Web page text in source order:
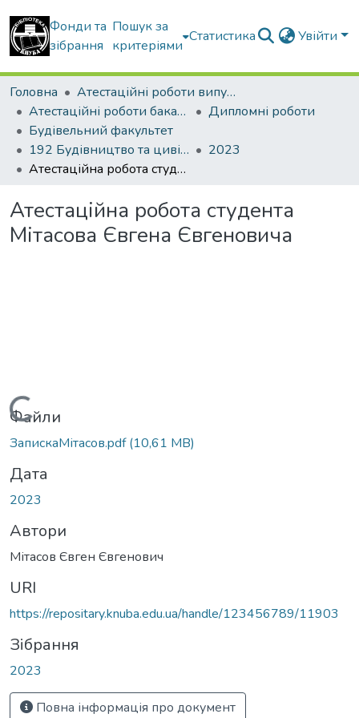
Фонди та
зібрання
Пошук за
критеріями
Статистика Увійти
Головна
Атестаційні роботи випускників
Атестаційні роботи бакалаврів
Дипломні роботи
Будівельний факультет
192 Будівництво та цивільна інженерія. Промислове і цивільне будівництво
2023
Атестаційна робота студента Мітасова Євгена Євгеновича
Атестаційна робота студента
Мітасова Євгена Євгеновича
Вантажиться...
Файли
ЗапискаМітасов.pdf(10,61 MB)
Дата
2023
Автори
Мітасов Євген Євгенович
URI
https://repositary.knuba.edu.ua/handle/123456789/11903
Зібрання
2023
Повна інформація про документ